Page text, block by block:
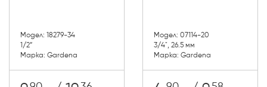
Модел: 18279-34
1/2”
Марка: Gardena
Модел: 07114-20
3/4", 26.5 мм
Марка: Gardena